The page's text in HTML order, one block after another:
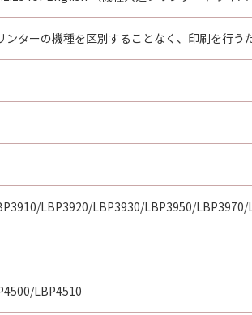
ターの機種を区別することなく、印刷を行う
LBP3920/LBP3930/LBP3950/LBP3970/
LBP4510